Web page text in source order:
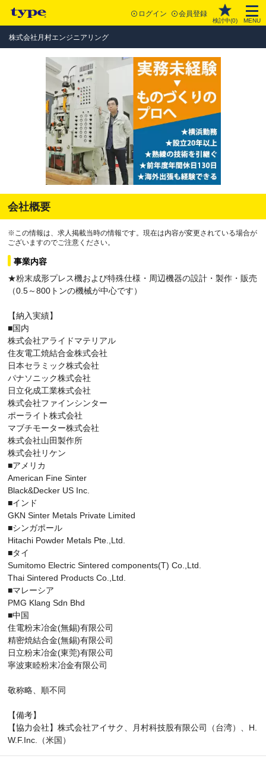
ログイン 会員登録
検討中(0) MENU
株式会社月村エンジニアリング
会社概要
※この情報は、求人掲載当時の情報です。現在は内容が変更されている場合が
ございますのでご注意ください。
事業内容
★粉末成形プレス機および特殊仕様・周辺機器の設計・製作・販売
（0.5～800トンの機械が中心です）
【納入実績】
■国内
株式会社アライドマテリアル
住友電工焼結合金株式会社
日本セラミック株式会社
パナソニック株式会社
日立化成工業株式会社
株式会社ファインシンター
ポーライト株式会社
マブチモーター株式会社
株式会社山田製作所
株式会社リケン
■アメリカ
American Fine Sinter
Black&Decker US Inc.
■インド
GKN Sinter Metals Private Limited
■シンガポール
Hitachi Powder Metals Pte.,Ltd.
■タイ
Sumitomo Electric Sintered components(T) Co.,Ltd.
Thai Sintered Products Co.,Ltd.
■マレーシア
PMG Klang Sdn Bhd
■中国
住電粉末冶金(無錫)有限公司
精密焼結合金(無錫)有限公司
日立粉末冶金(東莞)有限公司
寧波東睦粉末冶金有限公司
敬称略、順不同
【備考】
【協力会社】株式会社アイサク、月村科技股有限公司（台湾）、H.
W.F.Inc.（米国）